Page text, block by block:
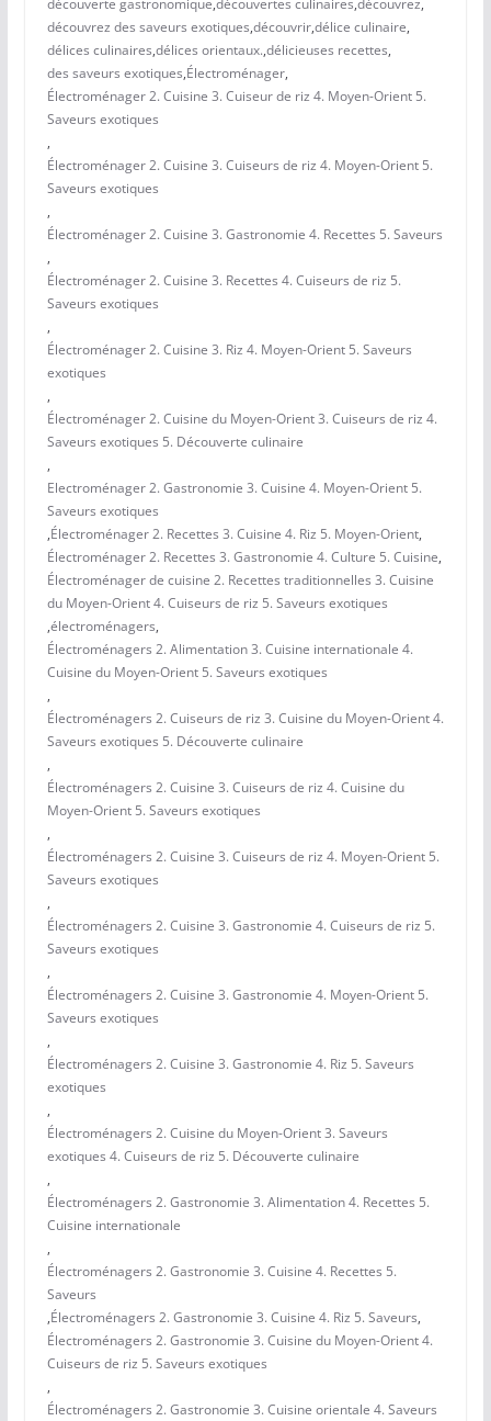
découverte gastronomique,découvertes culinaires,découvrez,
découvrez des saveurs exotiques,découvrir,délice culinaire,
délices culinaires,délices orientaux.,délicieuses recettes,
des saveurs exotiques,Électroménager,
Électroménager 2. Cuisine 3. Cuiseur de riz 4. Moyen-Orient 5.
Saveurs exotiques
,
Électroménager 2. Cuisine 3. Cuiseurs de riz 4. Moyen-Orient 5.
Saveurs exotiques
,
Électroménager 2. Cuisine 3. Gastronomie 4. Recettes 5. Saveurs
,
Électroménager 2. Cuisine 3. Recettes 4. Cuiseurs de riz 5.
Saveurs exotiques
,
Électroménager 2. Cuisine 3. Riz 4. Moyen-Orient 5. Saveurs
exotiques
,
Électroménager 2. Cuisine du Moyen-Orient 3. Cuiseurs de riz 4.
Saveurs exotiques 5. Découverte culinaire
,
Electroménager 2. Gastronomie 3. Cuisine 4. Moyen-Orient 5.
Saveurs exotiques
,Électroménager 2. Recettes 3. Cuisine 4. Riz 5. Moyen-Orient,
Électroménager 2. Recettes 3. Gastronomie 4. Culture 5. Cuisine,
Électroménager de cuisine 2. Recettes traditionnelles 3. Cuisine
du Moyen-Orient 4. Cuiseurs de riz 5. Saveurs exotiques
,électroménagers,
Électroménagers 2. Alimentation 3. Cuisine internationale 4.
Cuisine du Moyen-Orient 5. Saveurs exotiques
,
Électroménagers 2. Cuiseurs de riz 3. Cuisine du Moyen-Orient 4.
Saveurs exotiques 5. Découverte culinaire
,
Électroménagers 2. Cuisine 3. Cuiseurs de riz 4. Cuisine du
Moyen-Orient 5. Saveurs exotiques
,
Électroménagers 2. Cuisine 3. Cuiseurs de riz 4. Moyen-Orient 5.
Saveurs exotiques
,
Électroménagers 2. Cuisine 3. Gastronomie 4. Cuiseurs de riz 5.
Saveurs exotiques
,
Électroménagers 2. Cuisine 3. Gastronomie 4. Moyen-Orient 5.
Saveurs exotiques
,
Électroménagers 2. Cuisine 3. Gastronomie 4. Riz 5. Saveurs
exotiques
,
Électroménagers 2. Cuisine du Moyen-Orient 3. Saveurs
exotiques 4. Cuiseurs de riz 5. Découverte culinaire
,
Électroménagers 2. Gastronomie 3. Alimentation 4. Recettes 5.
Cuisine internationale
,
Électroménagers 2. Gastronomie 3. Cuisine 4. Recettes 5.
Saveurs
,Électroménagers 2. Gastronomie 3. Cuisine 4. Riz 5. Saveurs,
Électroménagers 2. Gastronomie 3. Cuisine du Moyen-Orient 4.
Cuiseurs de riz 5. Saveurs exotiques
,
Électroménagers 2. Gastronomie 3. Cuisine orientale 4. Saveurs